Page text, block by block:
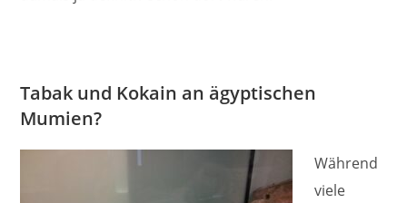
Tabak und Kokain an ägyptischen
Mumien?
Während
viele